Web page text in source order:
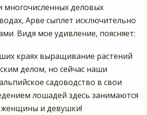
многочисленных деловых
Арве сыплет исключительно
Видя мое удивление, поясняет:
краях выращивание растений
делом, но сейчас наши
садоводство в свои
лошадей здесь занимаются
и девушки!